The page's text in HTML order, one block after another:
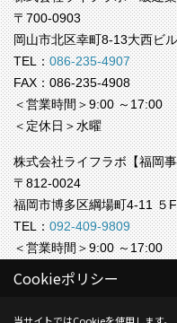
〒700-0903
岡山市北区幸町8-13大西
TEL：086-235-4907
FAX：086-235-4908
＜営業時間＞9:00 ～17:00
＜定休日＞水曜
株式会社ライフラボ【福岡
〒812-0024
福岡市博多区綱場町4-11
TEL：092-409-9809
＜営業時間＞9:00 ～17:00
＜定休日＞水曜
Copyright (c) Life-labo. All
Cookieポリシー